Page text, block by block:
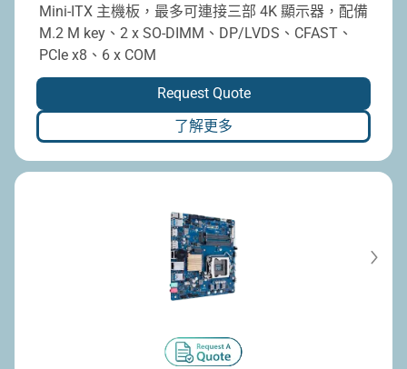
Mini-ITX 主機板，最多可連接三部 4K 顯示器，配備
M.2 M key、2 x SO-DIMM、DP/LVDS、CFAST、
PCIe x8、6 x COM
Request Quote
了解更多